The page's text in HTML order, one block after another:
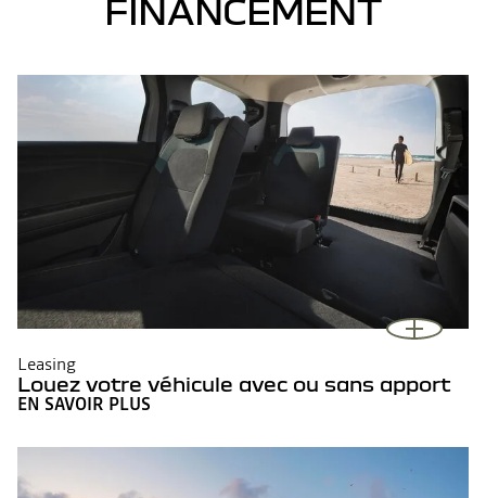
FINANCEMENT
Leasing
Louez votre véhicule avec ou sans apport
EN SAVOIR PLUS